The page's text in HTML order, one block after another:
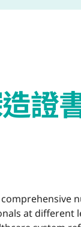
證
at different